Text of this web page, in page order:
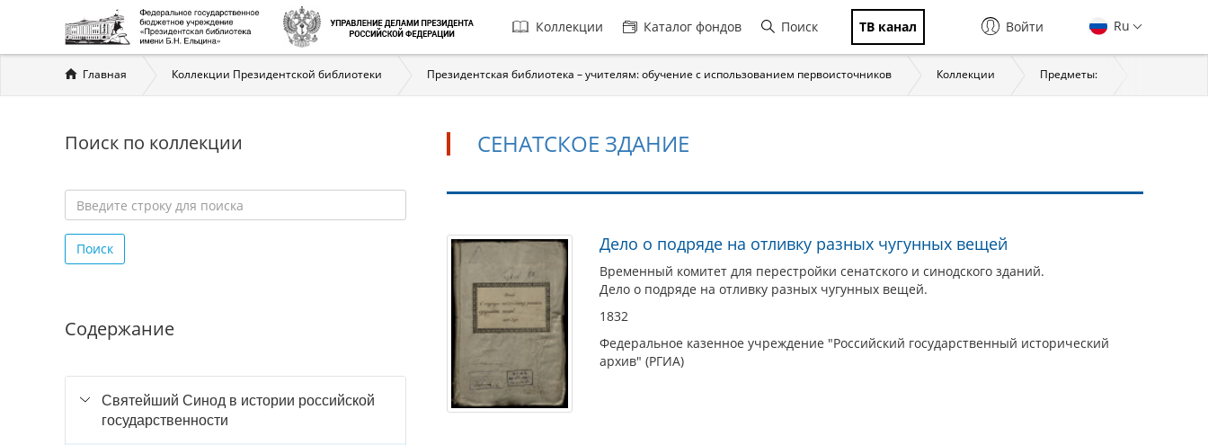
Главная
навигация
Коллекции Каталог фондов Поиск ТВ канал Ru
Войти
Вы
здесь
Главная Коллекции Президентской библиотеки Президентская библиотека – учителям: обучение с использованием первоисточников Коллекции Предметы:
Поиск по коллекции
строку
для
Поиск
Содержание
Святейший Синод в истории российской
государственности
СЕНАТСКОЕ ЗДАНИЕ
Сенатское
здание
Дело о подряде на отливку разных чугунных вещей
Временный комитет для перестройки сенатского и синодского зданий.
Дело о подряде на отливку разных чугунных вещей.
1832
Федеральное казенное учреждение "Российский государственный исторический
архив" (РГИА)